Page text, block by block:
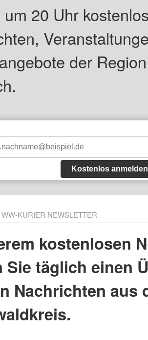
um 20 Uhr
der
Kostenlos anmelden
KURIER NEWSLETTER
kostenlosen
Sie täglich einen
Nachrichten aus